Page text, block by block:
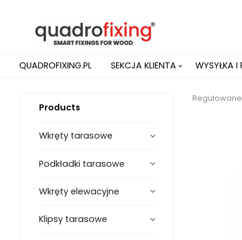
QUADROFIXING.PL SEKCJA KLIENTA WYSYŁKA I
Products
Wkręty tarasowe
Podkładki tarasowe
Wkręty elewacyjne
Klipsy tarasowe